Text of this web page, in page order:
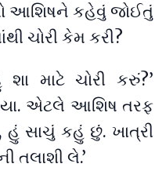
આશિષને કહેવું જોઈતું
ચોરી કેમ કરી?
શા માટે ચોરી કરું?’
એટલે આશિષ તરફ
હું સાચું કહું છું. ખાત્રી
તલાશી લે.’